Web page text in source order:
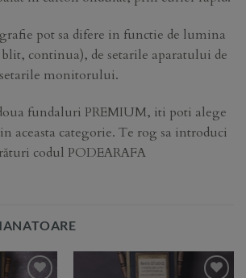
pot sa difere in functie de lumina
continua), de setarile aparatului de
monitorului.
fundaluri PREMIUM, iti poti alege
aceasta categorie. Te rog sa introduci
codul PODEARAFA